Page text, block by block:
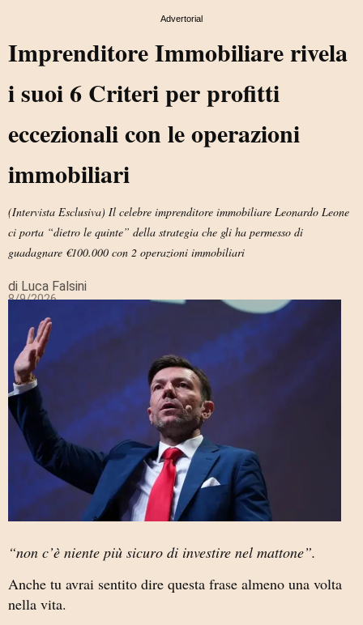
Advertorial
Imprenditore Immobiliare rivela
i suoi 6 Criteri per profitti
eccezionali con le operazioni
immobiliari
(Intervista Esclusiva) Il celebre imprenditore immobiliare Leonardo Leone
ci porta “dietro le quinte” della strategia che gli ha permesso di
guadagnare €100.000 con 2 operazioni immobiliari
di Luca Falsini
8/9/2026
“non c’è niente più sicuro di investire nel mattone”.
Anche tu avrai sentito dire questa frase almeno una volta
nella vita.